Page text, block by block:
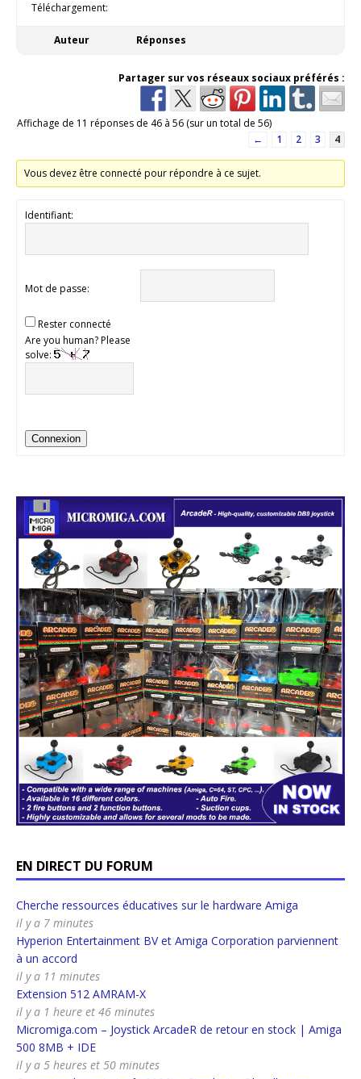
Téléchargement:
Auteur Réponses
Partager sur vos réseaux sociaux préférés :
Affichage de 11 réponses de 46 à 56 (sur un total de 56)
←
1 2 3 4
Vous devez être connecté pour répondre à ce sujet.
Identifiant:
Mot de passe:
Rester connecté
Are you human? Please
solve:
Connexion
EN DIRECT DU FORUM
Cherche ressources éducatives sur le hardware Amiga
il y a 7 minutes
Hyperion Entertainment BV et Amiga Corporation parviennent
à un accord
il y a 11 minutes
Extension 512 AMRAM-X
il y a 1 heure et 46 minutes
Micromiga.com – Joystick ArcadeR de retour en stock | Amiga
500 8MB + IDE
il y a 5 heures et 50 minutes